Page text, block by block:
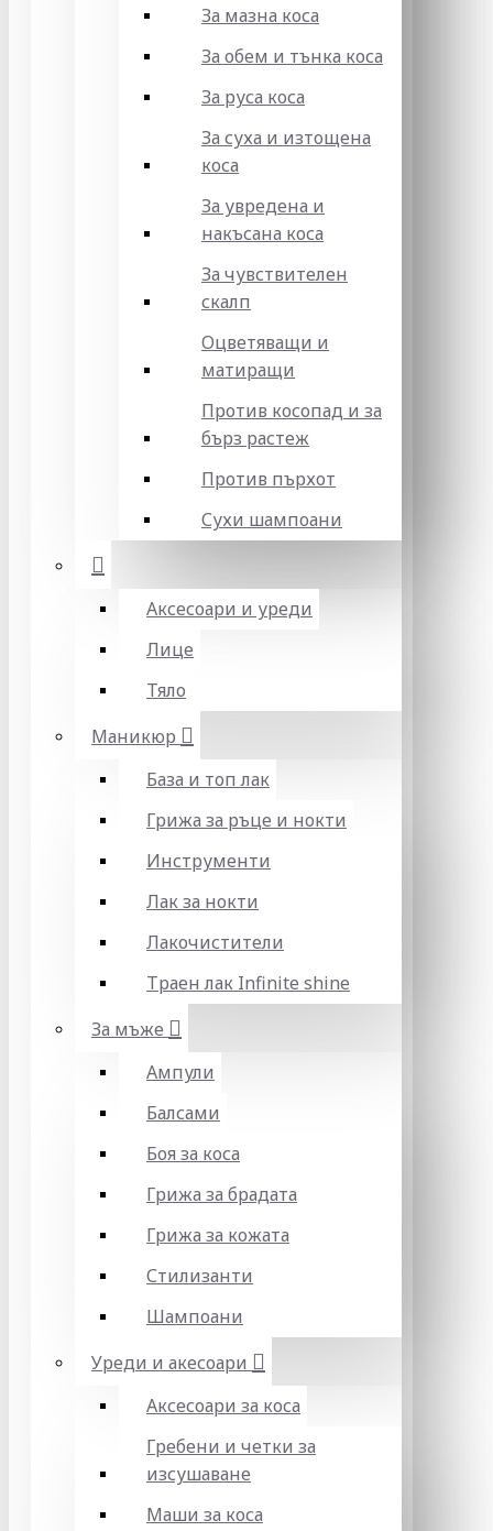
За мазна коса
За обем и тънка коса
За руса коса
За суха и изтощена
коса
За увредена и
накъсана коса
За чувствителен
скалп
Оцветяващи и
матиращи
Против косопад и за
бърз растеж
Против пърхот
Сухи шампоани
Аксесоари и уреди
Лице
Тяло
Маникюр
База и топ лак
Грижа за ръце и нокти
Инструменти
Лак за нокти
Лакочистители
Траен лак Infinite shine
За мъже
Ампули
Балсами
Боя за коса
Грижа за брадата
Грижа за кожата
Стилизанти
Шампоани
Уреди и акесоари
Аксесоари за коса
Гребени и четки за
изсушаване
Маши за коса